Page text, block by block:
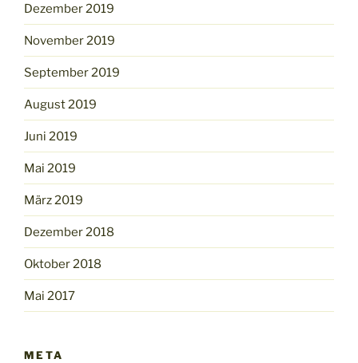
Dezember 2019
November 2019
September 2019
August 2019
Juni 2019
Mai 2019
März 2019
Dezember 2018
Oktober 2018
Mai 2017
META